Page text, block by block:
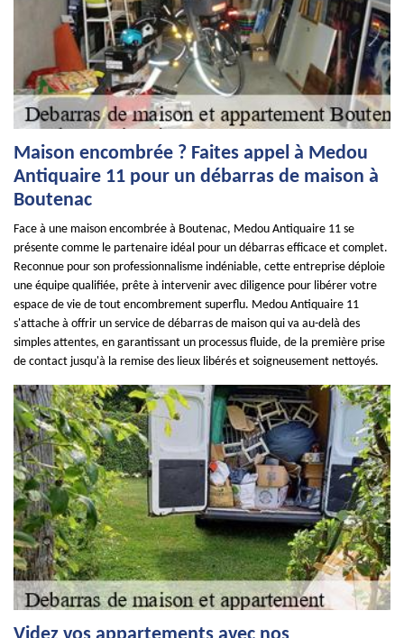
Maison encombrée ? Faites appel à Medou
Antiquaire 11 pour un débarras de maison à
Boutenac
Face à une maison encombrée à Boutenac, Medou Antiquaire 11 se
présente comme le partenaire idéal pour un débarras efficace et complet.
Reconnue pour son professionnalisme indéniable, cette entreprise déploie
une équipe qualifiée, prête à intervenir avec diligence pour libérer votre
espace de vie de tout encombrement superflu. Medou Antiquaire 11
s'attache à offrir un service de débarras de maison qui va au-delà des
simples attentes, en garantissant un processus fluide, de la première prise
de contact jusqu'à la remise des lieux libérés et soigneusement nettoyés.